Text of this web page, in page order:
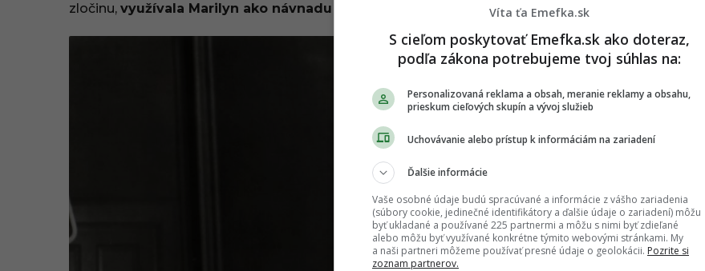
zločinu, využívala Marilyn ako návnadu na kompromitáciu vplyvných politikov.
Víta ťa Emefka.sk
S cieľom poskytovať Emefka.sk ako doteraz,
podľa zákona potrebujeme tvoj súhlas na:
Personalizovaná reklama a obsah, meranie reklamy a obsahu,
prieskum cieľových skupín a vývoj služieb
Uchovávanie alebo prístup k informáciám na zariadení
Ďalšie informácie
Vaše osobné údaje budú spracúvané a informácie z vášho zariadenia
(súbory cookie, jedinečné identifikátory a ďalšie údaje o zariadení) môžu
byť ukladané a používané 225 partnermi a môžu s nimi byť zdieľané
alebo môžu byť využívané konkrétne týmito webovými stránkami. My
a naši partneri môžeme používať presné údaje o geolokácii. Pozrite si
zoznam partnerov.